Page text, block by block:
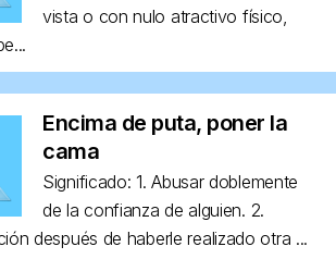
vista o con nulo atractivo físico,
Encima de puta, poner la
cama
Significado: 1. Abusar doblemente
de la confianza de alguien. 2.
después de haberle realizado otra ...